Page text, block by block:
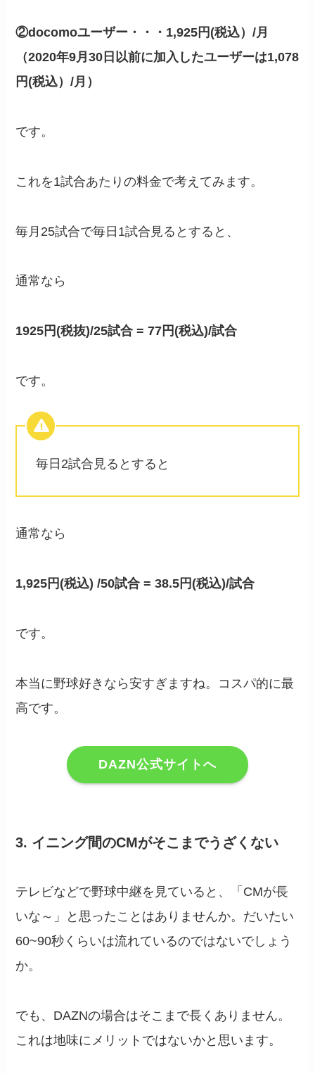
②docomoユーザー・・・ 1,925円(税込）/月
（2020年9月30日以前に加入したユーザーは1,078
円(税込）/月）
です。
これを1試合あたりの料金で考えてみます。
毎月25試合で毎日1試合見るとすると、
通常なら
1925円(税抜)/25試合 = 77円(税込)/試合
です。
毎日2試合見るとすると
通常なら
1,925円(税込) /50試合 = 38.5円 (税込)/試合
です。
本当に野球好きなら安すぎますね。コスパ的に最
高です。
DAZN公式サイトへ
3. イニング間のCMがそこまでうざくない
テレビなどで野球中継を見ていると、「CMが長
いな～」と思ったことはありませんか。だいたい
60~90秒くらいは流れているのではないでしょう
か。
でも、DAZNの場合はそこまで長くありません。
これは地味にメリットではないかと思います。